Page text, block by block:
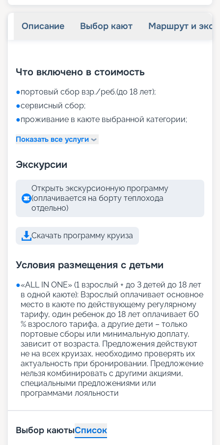
Описание Выбор кают Маршрут и
Что включено в стоимость
●портовый сбор взр./реб.(до 18 лет);
●сервисный сбор;
●проживание в каюте выбранной категории;
Показать все услуги
Экскурсии
Открыть экскурсионную программу
(оплачивается на борту теплохода
отдельно)
Скачать программу круиза
Условия размещения с детьми
●«АLL IN ONE» (1 взрослый + до 3 детей до 18 лет
в одной каюте): Взрослый оплачивает основное
место в каюте по действующему регулярному
тарифу, один ребенок до 18 лет оплачивает 60
% взрослого тарифа, а другие дети – только
портовые сборы или минимальную доплату,
зависит от возраста. Предложения действуют
не на всех круизах, необходимо проверять их
актуальность при бронировании. Предложение
нельзя комбинировать с другими акциями,
специальными предложениями или
программами лояльности
Выбор каютыСписок